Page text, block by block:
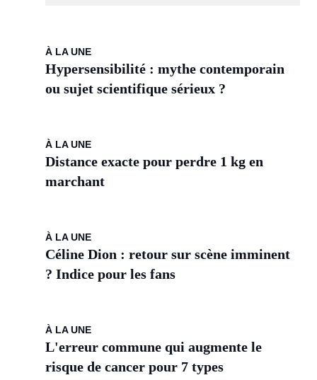
À LA UNE
Hypersensibilité : mythe contemporain
ou sujet scientifique sérieux ?
À LA UNE
Distance exacte pour perdre 1 kg en
marchant
À LA UNE
Céline Dion : retour sur scène imminent
? Indice pour les fans
À LA UNE
L'erreur commune qui augmente le
risque de cancer pour 7 types